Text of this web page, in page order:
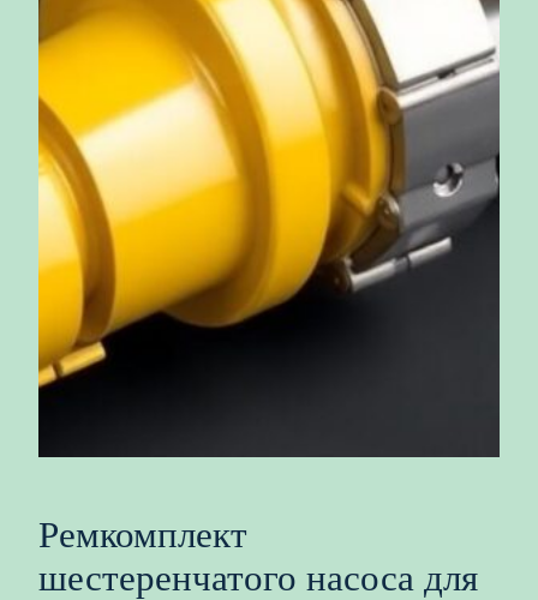
Ремкомплект
шестеренчатого насоса для